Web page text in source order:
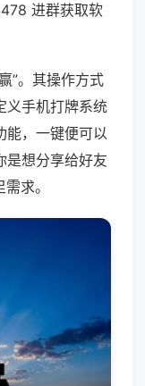
进群获取软
”。其操作方式
义手机打牌系统
能，一键便可以
是想分享给好友
求。